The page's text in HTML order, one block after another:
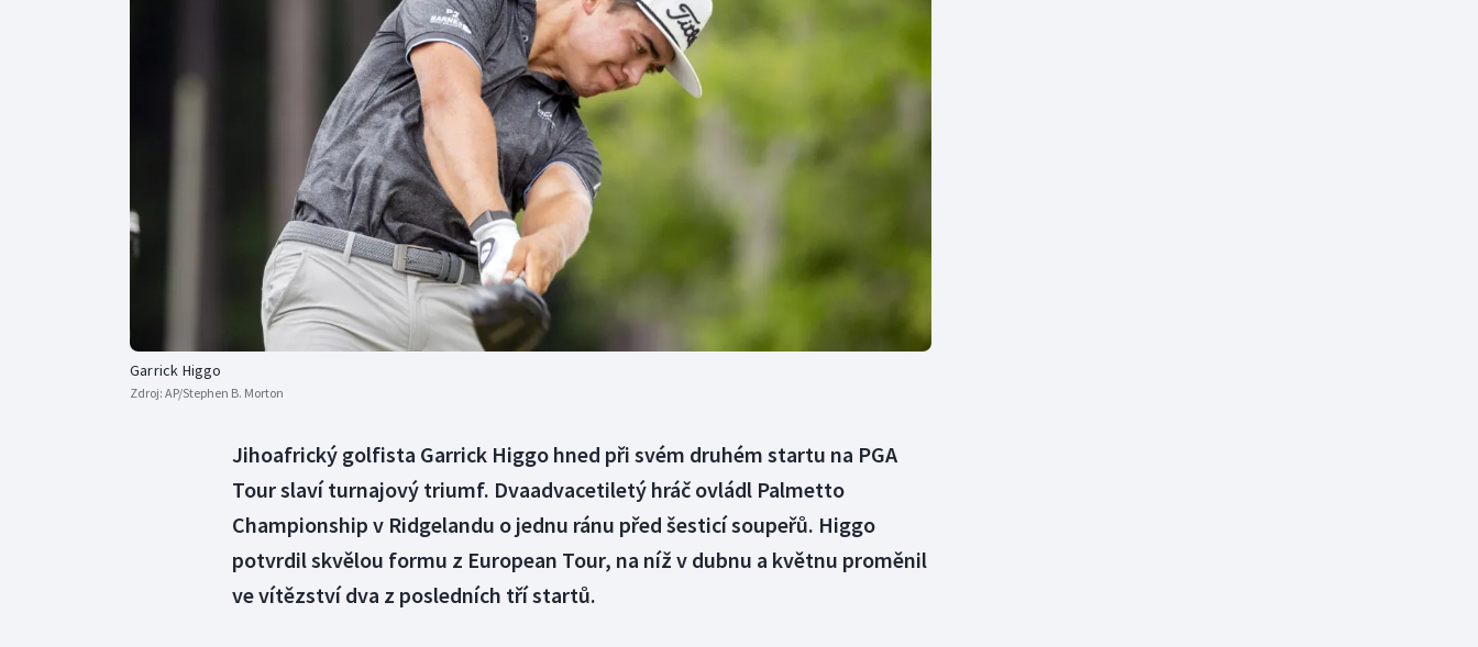
Curling
Dostihy
Florbal
Futsal
Golf
Gymnastika
Moderní pětiboj
Motorsport
Olympijské hry
Parasport
Plavání
Plážový volejbal
Garrick Higgo
Zdroj: AP/Stephen B. Morton
Jihoafrický golfista Garrick Higgo hned při svém druhém startu na PGA
Tour slaví turnajový triumf. Dvaadvacetiletý hráč ovládl Palmetto
Championship v Ridgelandu o jednu ránu před šesticí soupeřů. Higgo
potvrdil skvělou formu z European Tour, na níž v dubnu a květnu proměnil
ve vítězství dva z posledních tří startů.